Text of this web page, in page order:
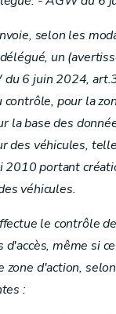
selon les
un
du 6 juin 2024,
contrôle, pour la
la base des
des véhicules,
2010 portant
véhicules.
le contrôle
même si
zone d'action,
: